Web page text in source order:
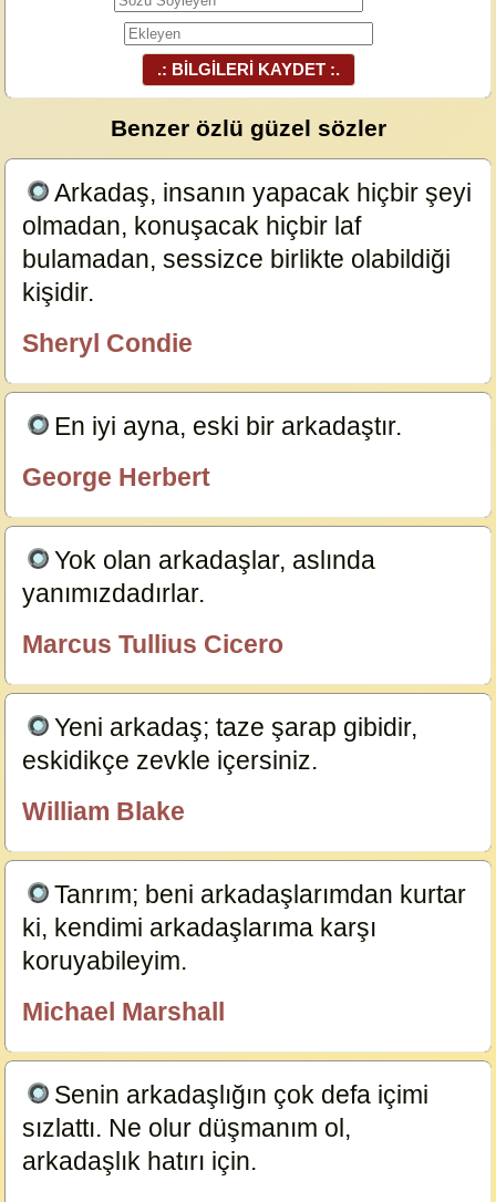
.: BİLGİLERİ KAYDET :.
Benzer özlü güzel sözler
Arkadaş, insanın yapacak hiçbir şeyi
olmadan, konuşacak hiçbir laf
bulamadan, sessizce birlikte olabildiği
kişidir.
Sheryl Condie
En iyi ayna, eski bir arkadaştır.
George Herbert
Yok olan arkadaşlar, aslında
yanımızdadırlar.
Marcus Tullius Cicero
Yeni arkadaş; taze şarap gibidir,
eskidikçe zevkle içersiniz.
William Blake
Tanrım; beni arkadaşlarımdan kurtar
ki, kendimi arkadaşlarıma karşı
koruyabileyim.
Michael Marshall
Senin arkadaşlığın çok defa içimi
sızlattı. Ne olur düşmanım ol,
arkadaşlık hatırı için.